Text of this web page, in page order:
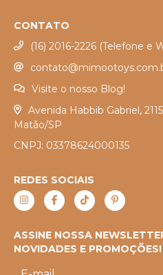
CONTATO
(16) 2016-2226 (Telefone e
Visite o nosso Blog!
Avenida Habbib Gabriel,
Matão/SP
CNPJ: 03378624000135
REDES SOCIAIS
ASSINE NOSSA
NOVIDADES E PROMOÇÕES!